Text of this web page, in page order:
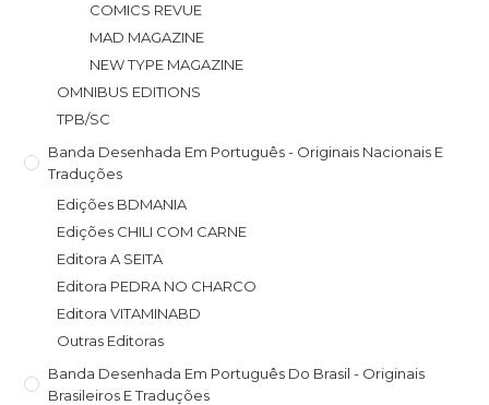
COMICS REVUE
MAD MAGAZINE
NEW TYPE MAGAZINE
OMNIBUS EDITIONS
TPB/SC
Banda Desenhada Em Português - Originais Nacionais E
Traduções
Edições BDMANIA
Edições CHILI COM CARNE
Editora A SEITA
Editora PEDRA NO CHARCO
Editora VITAMINABD
Outras Editoras
Banda Desenhada Em Português Do Brasil - Originais
Brasileiros E Traduções